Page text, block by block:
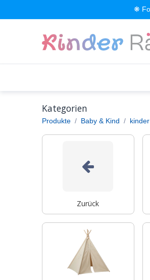
❋
Kategorien
Produkte Baby & Kind
Zurück